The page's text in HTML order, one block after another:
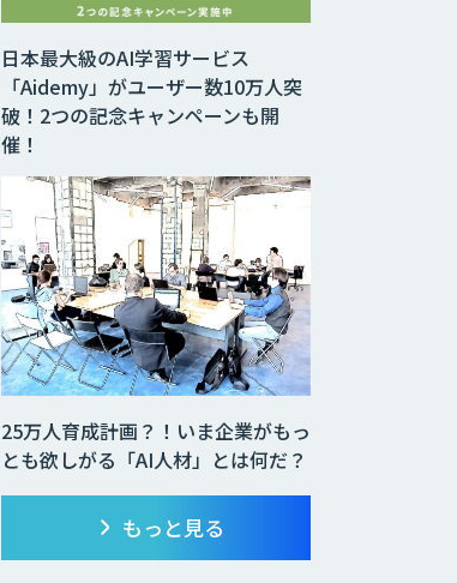
AI/DX顧問サービス
25万人育成計画？！いま企業がもっ
とも欲しがる「AI人材」とは何だ？
日本最大級のAI学習サービス
「Aidemy」がユーザー数10万人突
破！2つの記念キャンペーンも開
催！
もっと見る